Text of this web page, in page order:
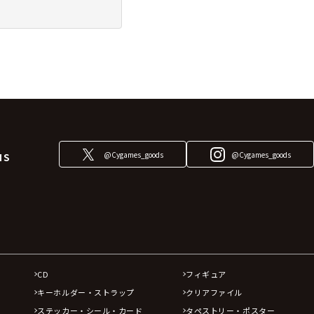
@Cygames_goods @Cygames_goods
CD
フィギュア
キーホルダー・ストラップ
クリアファイル
ステッカー・シール・カード タペストリー・ポスター